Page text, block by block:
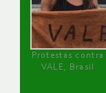
Protestas contra
VALE, Brasil